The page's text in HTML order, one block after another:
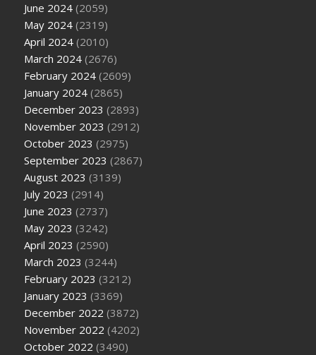
June 2024 (2059)
May 2024 (2319)
April 2024 (2010)
March 2024 (2676)
February 2024 (2609)
January 2024 (2865)
December 2023 (2893)
November 2023 (2912)
October 2023 (2975)
September 2023 (2867)
August 2023 (3139)
July 2023 (2914)
June 2023 (2737)
May 2023 (3242)
April 2023 (2590)
March 2023 (3244)
February 2023 (3212)
January 2023 (3369)
December 2022 (3872)
November 2022 (4202)
October 2022 (3490)